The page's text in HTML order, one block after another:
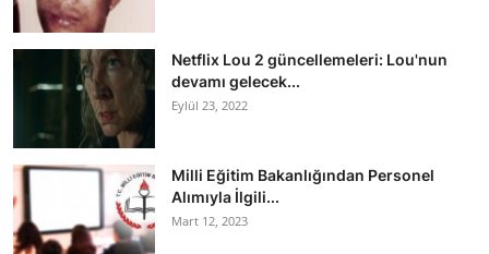
Netflix Lou 2 güncellemeleri: Lou'nun
devamı gelecek...
Eylül 23, 2022
Milli Eğitim Bakanlığından Personel
Alımıyla İlgili...
Mart 12, 2023